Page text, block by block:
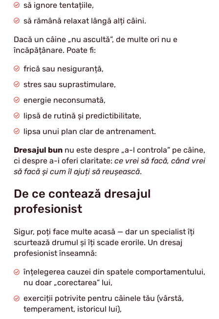
să ignore tentațiile,
să rămână relaxat lângă alți câini.
Dacă un câine „nu ascultă”, de multe ori nu e
încăpățânare. Poate fi:
frică sau nesiguranță,
stres sau suprastimulare,
energie neconsumată,
lipsă de rutină și predictibilitate,
lipsa unui plan clar de antrenament.
Dresajul bun nu este despre „a-l controla” pe câine,
ci despre a-i oferi claritate: ce vrei să facă, când vrei
să facă și cum îl ajuți să reușească.
De ce contează dresajul
profesionist
Sigur, poți face multe acasă — dar un specialist îți
scurtează drumul și îți scade erorile. Un dresaj
profesionist înseamnă:
înțelegerea cauzei din spatele comportamentului,
nu doar „corectarea” lui,
exerciții potrivite pentru câinele tău (vârstă,
temperament, istoricul lui),